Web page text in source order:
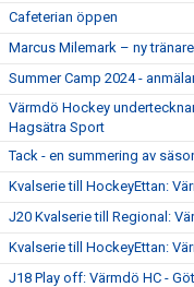
Cafeterian öppen
Marcus Milemark – ny
Summer Camp 2024 -
Värmdö Hockey
Hagsätra Sport
Tack - en summering av
Kvalserie till HockeyEttan:
J20 Kvalserie till Regional:
Kvalserie till HockeyEttan:
J18 Play off: Värmdö HC -